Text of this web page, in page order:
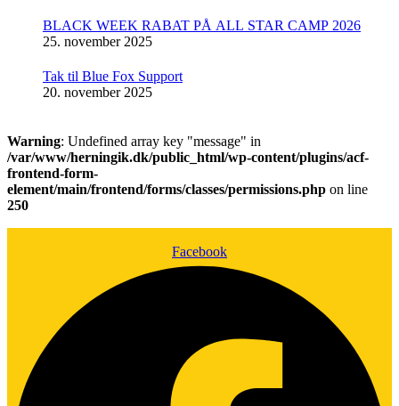
BLACK WEEK RABAT PÅ ALL STAR CAMP 2026
25. november 2025
Tak til Blue Fox Support
20. november 2025
Warning: Undefined array key "message" in
/var/www/herningik.dk/public_html/wp-content/plugins/acf-
frontend-form-
element/main/frontend/forms/classes/permissions.php on line
250
Facebook